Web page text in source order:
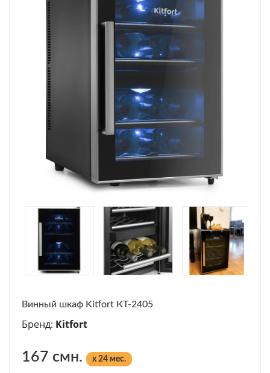
Винный шкаф Kitfort КТ-2405
Бренд: Kitfort
167 смн. x 24 мес.